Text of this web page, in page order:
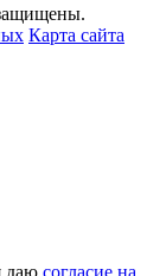
Карта сайта
даю согласие на